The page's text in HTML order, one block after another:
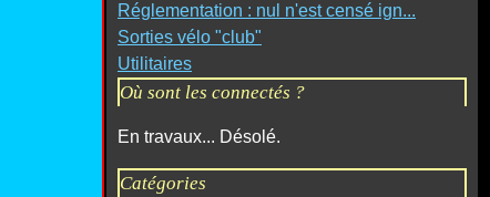
Réglementation : nul n'est censé ign...
Sorties vélo "club"
Utilitaires
Où sont les connectés ?
En travaux... Désolé.
Catégories